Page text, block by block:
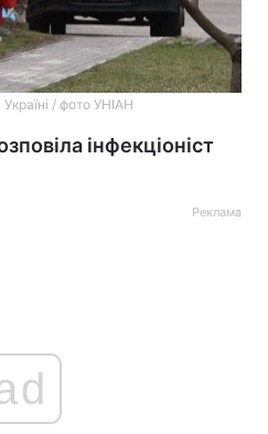
/ фото УНІАН
інфекціоніст
Реклама